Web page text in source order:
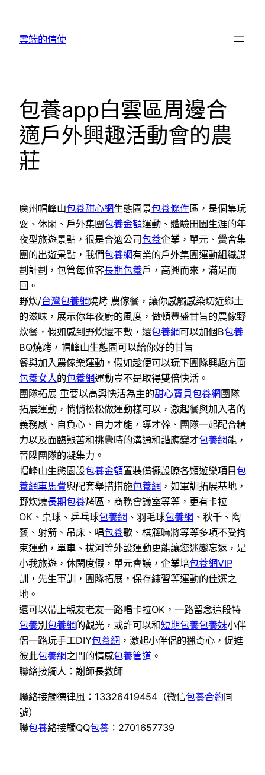
雲端的信使
包養app白雲區周邊合
適戶外興趣活動會的農
莊
廣州帽峰山包養甜心網生態園景包養條件區，是個集玩
耍、休閑、戶外集團包養金額運動、體驗田園生涯的年
夜型旅遊景點，很是合適公司包養企業，單元、黌舍集
團的出遊景點，我們包養網有業的戶外集團運動組織謀
劃計劃，包管每位客長期包養戶，高興而來，滿足而
回。
野炊/台灣包養網燒烤 農傢餐，讓你感觸感染切近鄉土
的滋味，展示你年夜廚的風度，做頓豐盛甘旨的農傢野
炊餐，假如感到野炊還不敷，還包養網可以加個B包養
BQ燒烤，帽峰山生態園可以給你好的甘旨
餐與加入農傢樂運動，假如趁便可以玩下團隊興趣方面
包養女人的包養網運動豈不是取得雙倍快活。
團隊拓展 重要以高興快活為主的甜心寶貝包養網團隊
拓展運動，悄悄松松做運動樣可以，激起餐與加入者的
義務感、自負心、自力才能，導才幹、團隊一起配合精
力以及面臨艱苦和挑釁時的溝通和諧應變才包養網能，
晉陞團隊的凝集力。
帽峰山生態園設包養金額置裝備擺設瞭各類遊樂項目包
養網車馬費與配套舉措措施包養網 ，如軍訓拓展基地，
野炊燒長期包養烤區，商務會議室等等，更有卡拉
OK、桌球、乒乓球包養網 、羽毛球包養網 、秋千、陶
藝、射箭、吊床、唱包養歌、棋簰嘛將等等多項不受拘
束運動，單車、拔河等外設運動更能讓您迷戀忘返，是
小我旅遊，休閑度假，單元會議，企業培包養網VIP
訓，先生軍訓，團隊拓展，保存練習等運動的佳選之
地。
還可以帶上親友老友一路唱卡拉OK，一路留念這段特
包養別 包養網的觀光，或許可以和短期包養包養妹小伴
侶一路玩手工DIY包養網 ，激起小伴侶的獵奇心，促進
彼此包養網之間的情感包養管道 。
聯絡接觸人：謝師長教師
聯絡接觸德律風：13326419454（微信包養合約同
號）
聯包養絡接觸QQ包養 ：2701657739